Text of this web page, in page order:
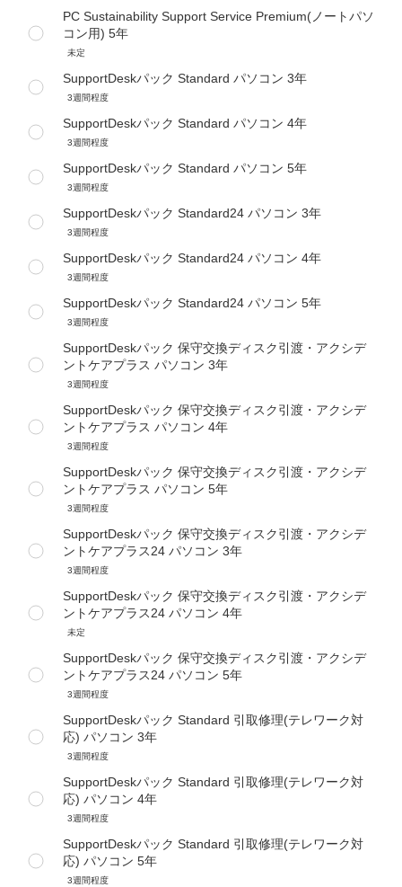
PC Sustainability Support Service Premium(ノートパソ
コン用) 5年
未定
SupportDeskパック Standard パソコン 3年
3週間程度
SupportDeskパック Standard パソコン 4年
3週間程度
SupportDeskパック Standard パソコン 5年
3週間程度
SupportDeskパック Standard24 パソコン 3年
3週間程度
SupportDeskパック Standard24 パソコン 4年
3週間程度
SupportDeskパック Standard24 パソコン 5年
3週間程度
SupportDeskパック 保守交換ディスク引渡・アクシデ
ントケアプラス パソコン 3年
3週間程度
SupportDeskパック 保守交換ディスク引渡・アクシデ
ントケアプラス パソコン 4年
3週間程度
SupportDeskパック 保守交換ディスク引渡・アクシデ
ントケアプラス パソコン 5年
3週間程度
SupportDeskパック 保守交換ディスク引渡・アクシデ
ントケアプラス24 パソコン 3年
3週間程度
SupportDeskパック 保守交換ディスク引渡・アクシデ
ントケアプラス24 パソコン 4年
未定
SupportDeskパック 保守交換ディスク引渡・アクシデ
ントケアプラス24 パソコン 5年
3週間程度
SupportDeskパック Standard 引取修理(テレワーク対
応) パソコン 3年
3週間程度
SupportDeskパック Standard 引取修理(テレワーク対
応) パソコン 4年
3週間程度
SupportDeskパック Standard 引取修理(テレワーク対
応) パソコン 5年
3週間程度